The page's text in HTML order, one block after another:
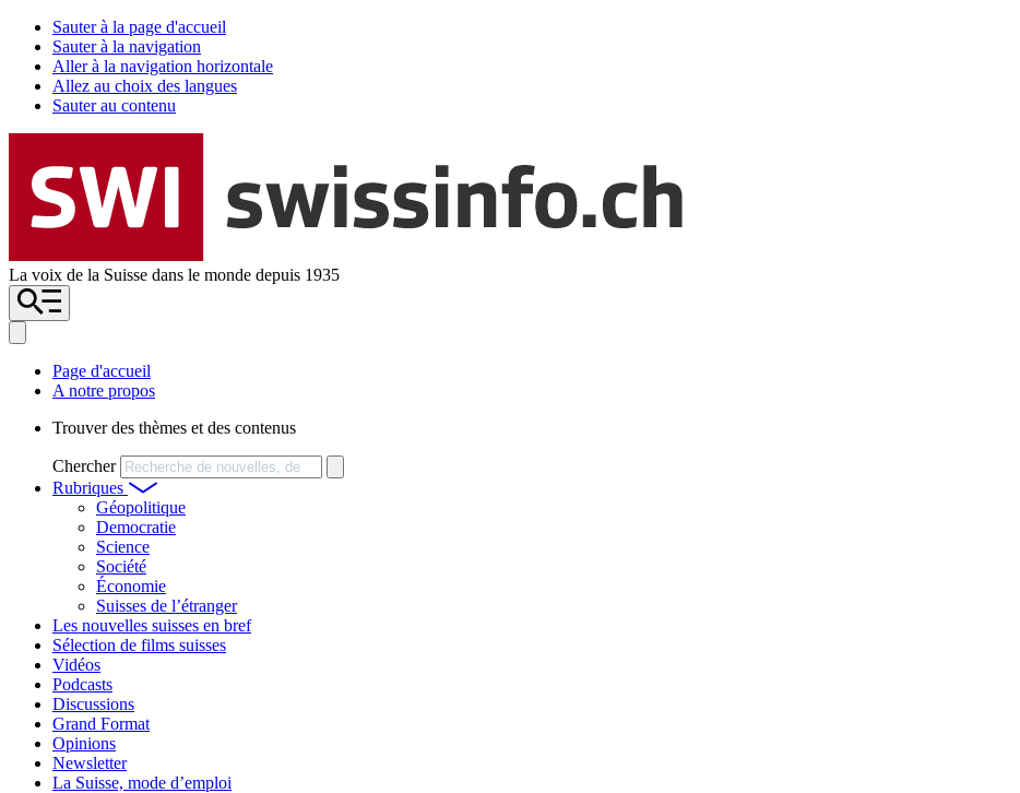
Sauter à la page d'accueil
Sauter à la navigation
Aller à la navigation horizontale
Allez au choix des langues
Sauter au contenu
La voix de la Suisse dans le monde depuis 1935
Page d'accueil
A notre propos
Trouver des thèmes et des contenus
Chercher
Rubriques
Géopolitique
Democratie
Science
Société
Économie
Suisses de l’étranger
Les nouvelles suisses en bref
Sélection de films suisses
Vidéos
Podcasts
Discussions
Grand Format
Opinions
Newsletter
La Suisse, mode d’emploi